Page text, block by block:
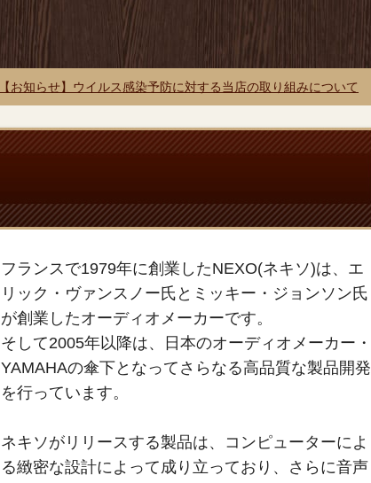
【お知らせ】ウイルス感染予防に対する当店の取り組みについて
フランスで1979年に創業したNEXO(ネキソ)は、エ
リック・ヴァンスノー氏とミッキー・ジョンソン氏
が創業したオーディオメーカーです。
そして2005年以降は、日本のオーディオメーカー・
YAMAHAの傘下となってさらなる高品質な製品開発
を行っています。
ネキソがリリースする製品は、コンピューターによ
る緻密な設計によって成り立っており、さらに音声